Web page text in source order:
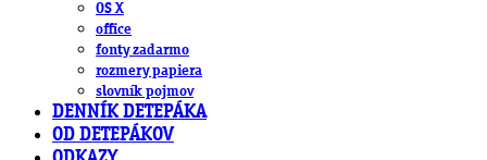
OS X
office
fonty zadarmo
rozmery papiera
slovník pojmov
DENNÍK DETEPÁKA
OD DETEPÁKOV